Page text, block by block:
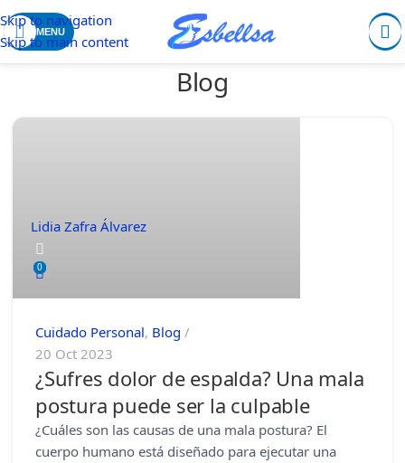
Skip to navigation
Skip to main content
MENU
Blog
Lidia Zafra Álvarez
0
Cuidado Personal, Blog
20 Oct 2023
¿Sufres dolor de espalda? Una mala
postura puede ser la culpable
¿Cuáles son las causas de una mala postura? El
cuerpo humano está diseñado para ejecutar una